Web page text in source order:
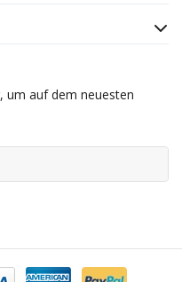
um auf dem neuesten